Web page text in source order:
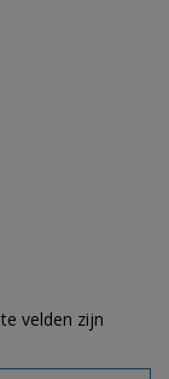
velden zijn